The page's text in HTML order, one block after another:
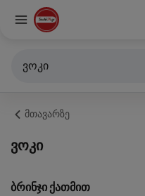
ვოკი
მთავარზე
ვოკი
ბრინჯი ქათმით